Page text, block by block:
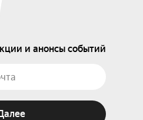
и анонсы событий